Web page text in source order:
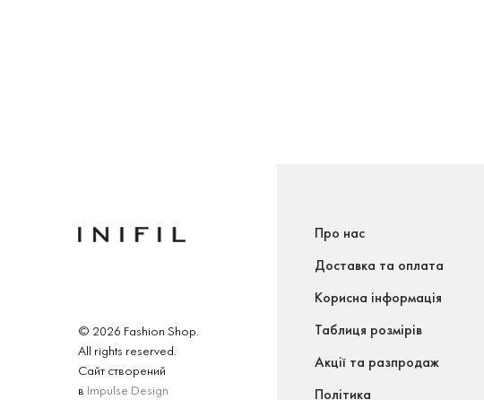
© 2026 Fashion Shop.
All rights reserved.
Сайт створений
в
Impulse Design
Про нас
Доставка та оплата
Корисна інформація
Таблиця розмірів
Акції та разпродаж
Політика